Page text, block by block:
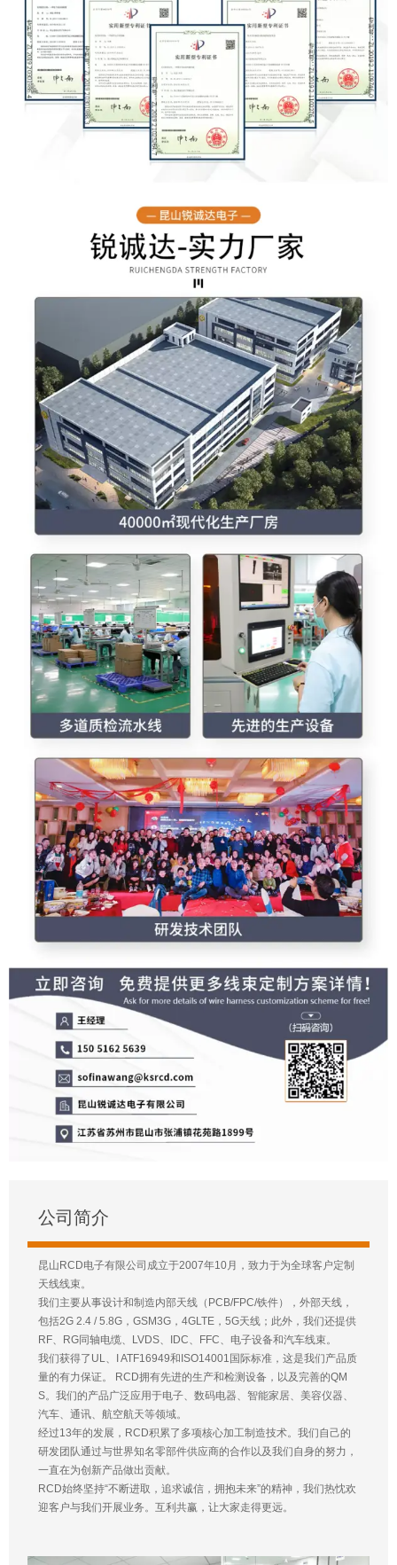
公司简介
昆山RCD电子有限公司成立于2007年10月，致力于为全球客户定制
天线线束。
我们主要从事设计和制造内部天线（PCB/FPC/铁件），外部天线，
包括2G 2.4 / 5.8G，GSM3G，4GLTE，5G天线；此外，我们还提供
RF、RG同轴电缆、LVDS、IDC、FFC、电子设备和汽车线束。
我们获得了UL、I ATF16949和ISO14001国际标准，这是我们产品质
量的有力保证。 RCD拥有先进的生产和检测设备，以及完善的QM
S。我们的产品广泛应用于电子、数码电器、智能家居、美容仪器、
汽车、通讯、航空航天等领域。
经过13年的发展，RCD积累了多项核心加工制造技术。我们自己的
研发团队通过与世界知名零部件供应商的合作以及我们自身的努力，
一直在为创新产品做出贡献。
RCD始终坚持“不断进取，追求诚信，拥抱未来”的精神，我们热忱欢
迎客户与我们开展业务。互利共赢，让大家走得更远。